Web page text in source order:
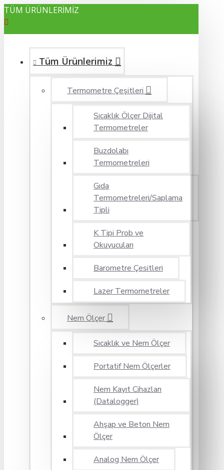
TÜM ÜRÜNLERİMİZ
Tüm Ürünlerimiz
Termometre Çeşitleri
Sıcaklık Ölçer Dijital
Termometreler
Buzdolabı
Termometreleri
Gıda
Termometreleri/Saplama
Tipli
K Tipi Prob ve
Okuyucuları
Barometre Çesitleri
Lazer Termometreler
Nem Ölçer
Sıcaklık ve Nem Ölçer
Portatif Nem Ölçerler
Nem Kayıt Cihazları
(Datalogger)
Ahşap ve Beton Nem
Ölçer
Analog Nem Ölçer